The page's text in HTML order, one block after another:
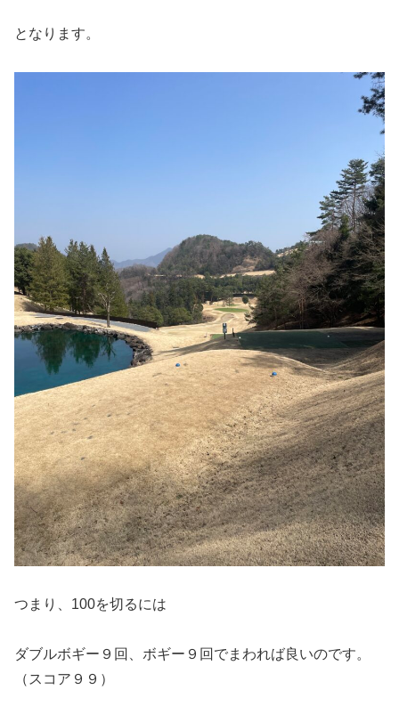
となります。
つまり、100を切るには
ダブルボギー９回、ボギー９回でまわれば良いのです。
（スコア９９）